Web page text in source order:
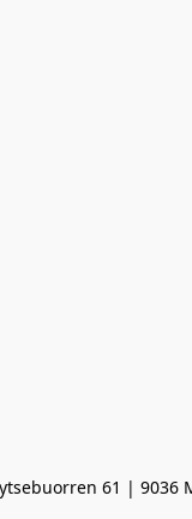
61 | 9036